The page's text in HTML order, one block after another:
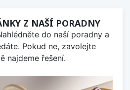
Z NAŠÍ PORADNY
do naší poradny a
Pokud ne, zavolejte
najdeme řešení.